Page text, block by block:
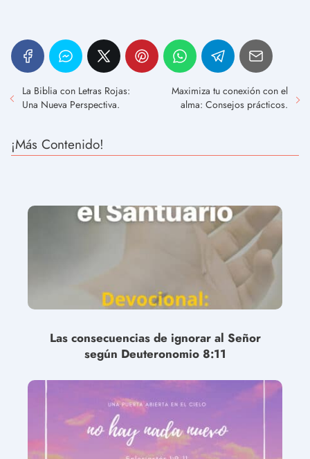
La Biblia con Letras Rojas:
Una Nueva Perspectiva.
Maximiza tu conexión con el
alma: Consejos prácticos.
¡Más Contenido!
Las consecuencias de ignorar al Señor
según Deuteronomio 8:11